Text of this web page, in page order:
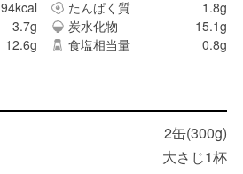
94kcal たんぱく質
1.8g
3.7g 炭水化物
15.1g
12.6g 食塩相当量 0.8g
2缶(300g)
大さじ1杯